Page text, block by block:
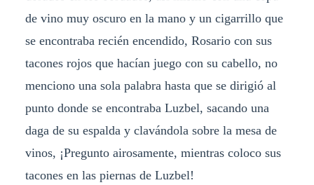
de vino muy oscuro en la mano y un cigarrillo que
se encontraba recién encendido, Rosario con sus
tacones rojos que hacían juego con su cabello, no
menciono una sola palabra hasta que se dirigió al
punto donde se encontraba Luzbel, sacando una
daga de su espalda y clavándola sobre la mesa de
vinos, ¡Pregunto airosamente, mientras coloco sus
tacones en las piernas de Luzbel!